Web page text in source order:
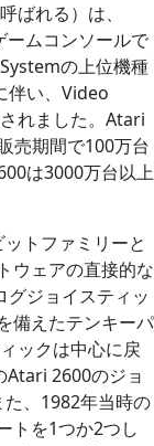
れる）は、
ムコンソールで
の上位機種
伴い、Video
れました。Atari
売期間で100万台
は3000万台以上
トファミリーと
ウェアの直接的な
ジョイスティッ
備えたテンキーパ
ックは中心に戻
Atari 2600のジョ
、1982年当時の
トを1つか2つし